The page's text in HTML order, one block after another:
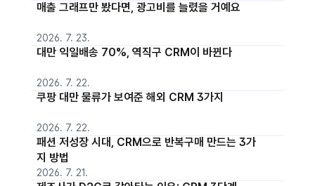
매출 그래프만 봤다면, 광고비를 늘렸을 거예요
2026. 7. 23.
대만 익일배송 70%, 역직구 CRM이 바뀐다
2026. 7. 22.
쿠팡 대만 물류가 보여준 해외 CRM 3가지
2026. 7. 22.
패션 저성장 시대, CRM으로 반복구매 만드는 3가
지 방법
2026. 7. 21.